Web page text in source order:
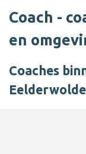
Coach -
en
Coaches
Eelderwolde